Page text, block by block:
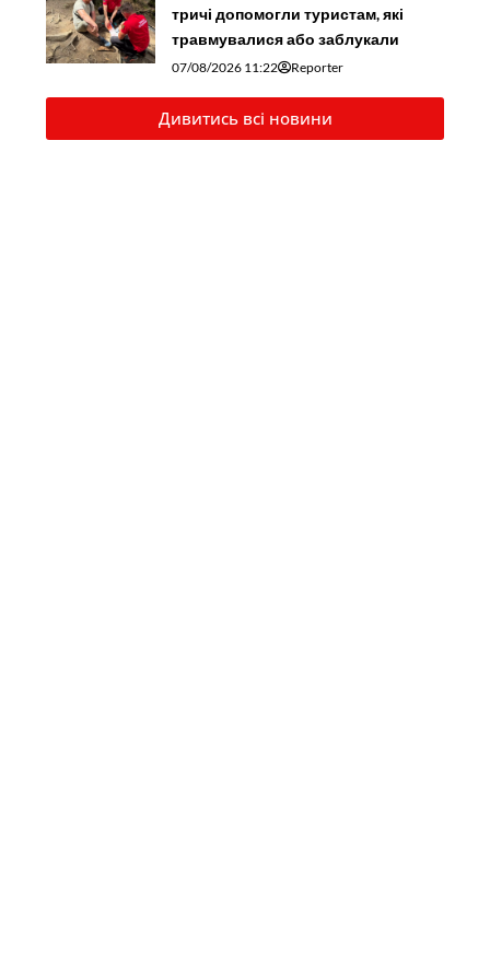
тричі допомогли туристам, які
травмувалися або заблукали
07/08/2026 11:22 Reporter
Дивитись всі новини